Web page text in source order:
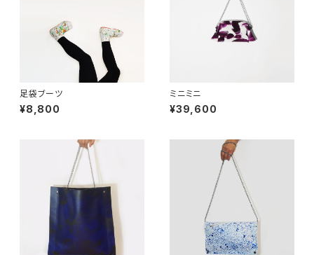
足袋ブーツ
¥8,800
ミニミニ
¥39,600